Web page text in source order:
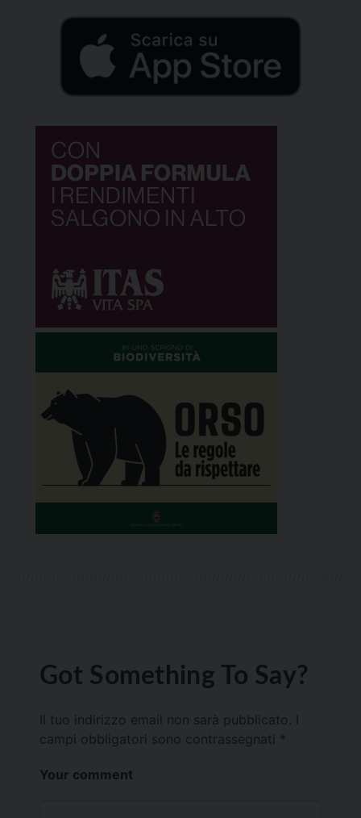
Got Something To Say?
Il tuo indirizzo email non sarà pubblicato.
campi obbligatori sono contrassegnati *
Your comment